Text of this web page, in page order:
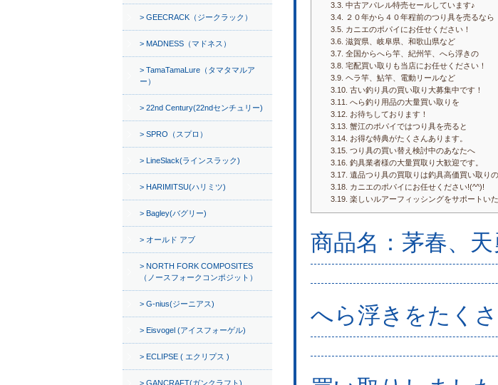
3.3. 中古アパレル特売セールしています♪
3.4.
２０年から４０年程前のつり具を売るなら
3.5. カニエのポパイにお任せください！
3.6. 滋賀県、岐阜県、和歌山県など
3.7. 全国からへら竿、紀州竿、へら浮きの
3.8. 宅配買い取りも当店にお任せください！
3.9. ヘラ竿、鮎竿、電動リールなど
3.10. 古い釣り具の買い取り大募集中です！
3.11.
へら釣り用品の大量買い取りを
3.12. お待ちしております！
3.13. 蟹江のポパイではつり具を売ると
3.14. お得な特典がたくさんあります。
3.15. つり具の買い替え検討中のあなたへ
3.16. 釣具業者様の大量買取り大歓迎です。
3.17. 遺品つり具の買取りは釣具高価買い取りの
3.18. カニエのポパイにお任せください!(^^)!
3.19. 楽しいルアーフィッシングをサポートいた
商品名：茅春、
へら浮きをたく
GEECRACK（ジークラック）
MADNESS（マドネス）
TamaTamaLure（タマタマルア
ー）
22nd Century(22ndセンチュリー)
SPRO（スプロ）
LineSlack(ラインスラック)
HARIMITSU(ハリミツ)
Bagley(バグリー)
オールド アブ
NORTH FORK COMPOSITES
（ノースフォークコンポジット）
G-nius(ジーニアス)
Eisvogel (アイスフォーゲル)
ECLIPSE ( エクリプス )
GANCRAFT(ガンクラフト)